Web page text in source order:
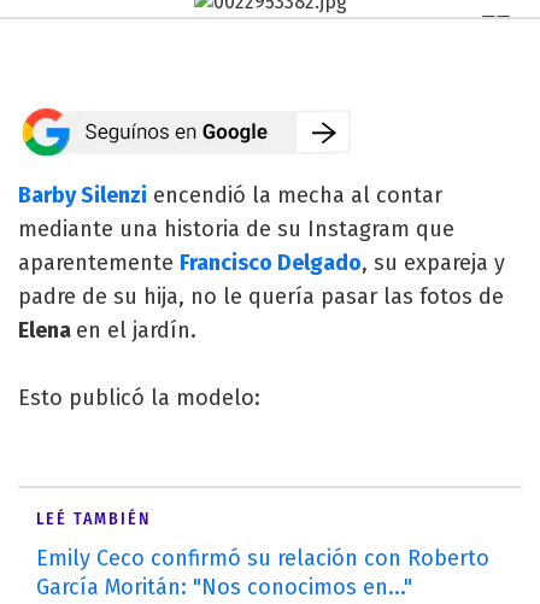
Barby Silenzi encendió la mecha al contar
mediante una historia de su Instagram que
aparentemente Francisco Delgado, su expareja y
padre de su hija, no le quería pasar las fotos de
Elena en el jardín.
Esto publicó la modelo:
LEÉ TAMBIÉN
Emily Ceco confirmó su relación con Roberto
García Moritán: "Nos conocimos en..."